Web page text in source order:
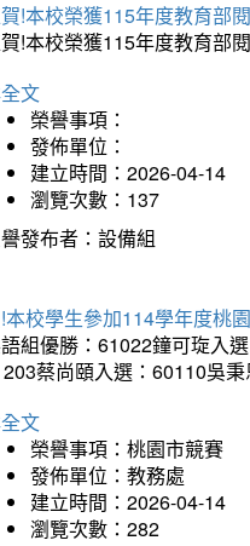
!本校榮獲115年度教育部
!本校榮獲115年度教育部
文
榮譽事項：
發佈單位：
建立時間：2026-04-14
瀏覽次數：137
發布者：設備組
本校學生參加114學年度桃
組優勝：61022鐘可琁入
蔡尚頤入選：60110吳
文
榮譽事項：桃園市競賽
發佈單位：教務處
建立時間：2026-04-14
瀏覽次數：282